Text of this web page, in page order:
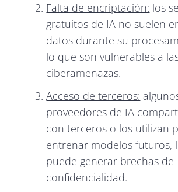
Falta de encriptación: los
gratuitos de IA no suelen
datos durante su
lo que son vulnerables a
ciberamenazas.
Acceso de terceros:
proveedores de IA
con terceros o los utilizan
entrenar modelos futuros,
puede generar brechas de
confidencialidad.